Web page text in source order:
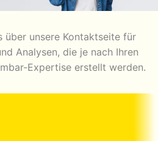
über unsere Kontaktseite für
Analysen, die je nach Ihren
Expertise erstellt werden.